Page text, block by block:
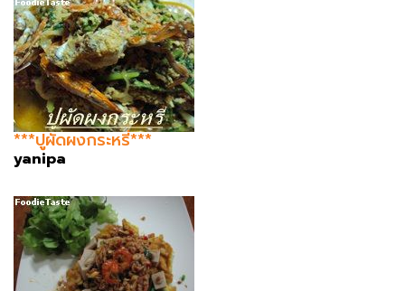
***ปูผัดผงกระหรี่***
yanipa